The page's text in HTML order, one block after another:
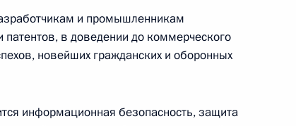
Кремлевский дворец
посвященном 85-
и промышленникам
патентов, в доведении до коммерческого
новейших гражданских и оборонных
информационная безопасность, защита